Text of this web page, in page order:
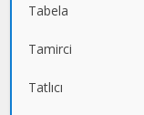
Tabela
Tamirci
Tatlıcı